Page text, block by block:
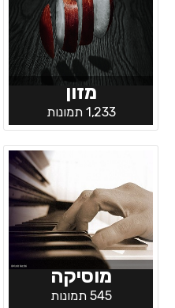
מזון
1,233 תמונות
מוסיקה
545 תמונות